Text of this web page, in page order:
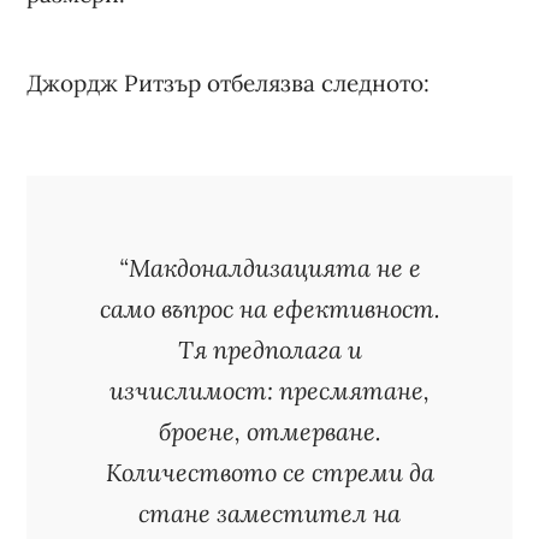
Джордж Ритзър отбелязва следното:
“Макдоналдизацията не е
само въпрос на ефективност.
Тя предполага и
изчислимост: пресмятане,
броене, отмерване.
Количеството се стреми да
стане заместител на